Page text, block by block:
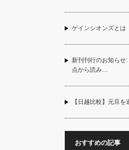
ゲインシオンズとは
新刊刊行のお知らせ
点から読み…
【日越比較】元旦
おすすめの記事